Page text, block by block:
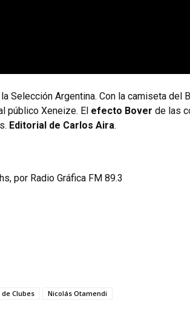
Selección Argentina. Con la camiseta del
público Xeneize. El efecto Bover de las
Editorial de Carlos Aira.
por Radio Gráfica FM 89.3
Clubes Nicolás Otamendi